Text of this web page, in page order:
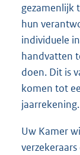
gezamenlijk
hun
individuele
handvatten
doen. Dit is
komen tot
jaarrekening.
Uw Kamer